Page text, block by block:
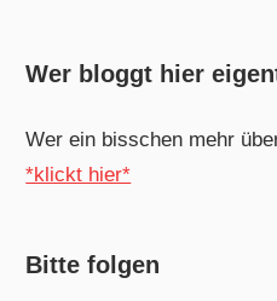
Wer bloggt hier
Wer ein bisschen mehr
*klickt hier*
Bitte folgen